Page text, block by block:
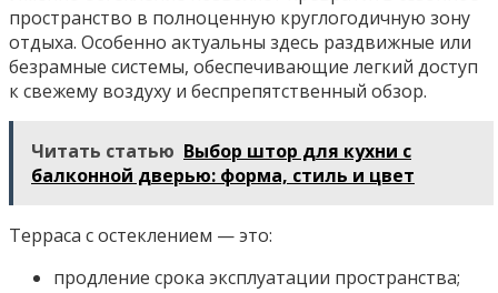
пространство в полноценную круглогодичную зону
отдыха. Особенно актуальны здесь раздвижные или
безрамные системы, обеспечивающие легкий доступ
к свежему воздуху и беспрепятственный обзор.
Читать статью Выбор штор для кухни с
балконной дверью: форма, стиль и цвет
Терраса с остеклением — это:
продление срока эксплуатации пространства;